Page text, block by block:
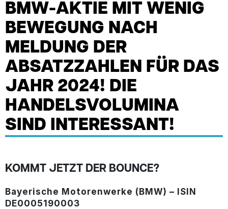
BMW-AKTIE MIT WENIG
BEWEGUNG NACH
MELDUNG DER
ABSATZZAHLEN FÜR DAS
JAHR 2024! DIE
HANDELSVOLUMINA
SIND INTERESSANT!
KOMMT JETZT DER BOUNCE?
Bayerische Motorenwerke (BMW) – ISIN
DE0005190003